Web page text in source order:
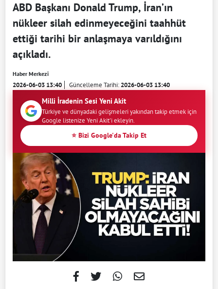
ABD Başkanı Donald Trump, İran’ın
nükleer silah edinmeyeceğini taahhüt
ettiği tarihi bir anlaşmaya varıldığını
açıkladı.
Haber Merkezi
2026-06-03 13:40 Güncelleme Tarihi:2026-06-03 13:40
Milli İradenin Sesi Yeni Akit
Türkiye ve dünyadaki gelişmeleri yakından takip etmek için
Google listenize Yeni Akit'i ekleyin.
⭐ Bizi Google'da Takip Et